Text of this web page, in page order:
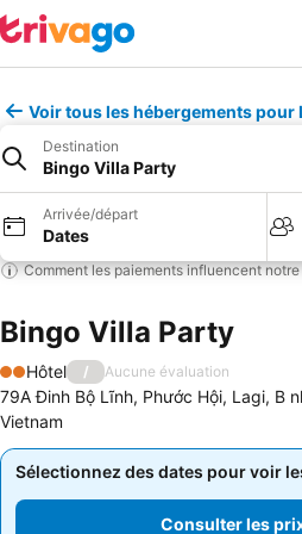
Voir tous les hébergements pour
Destination
Bingo Villa Party
Arrivée/départ
Dates
Comment les paiements influencent
Bingo Villa Party
2 Étoiles
Hôtel / Aucune évaluation
79A Đinh Bộ Lĩnh, Phước Hội, Lagi, B
Vietnam
Sélectionnez des dates pour voir
Consulter les
Sélectionnez des dates pour voir
Consulter les